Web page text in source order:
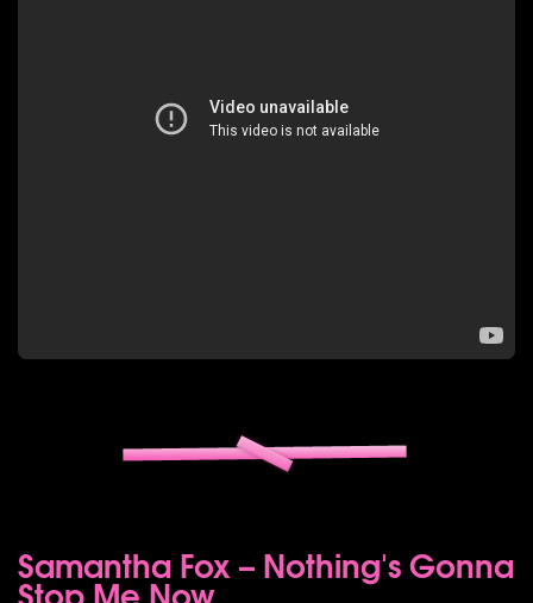
Samantha Fox – Nothing's Gonna
Stop Me Now